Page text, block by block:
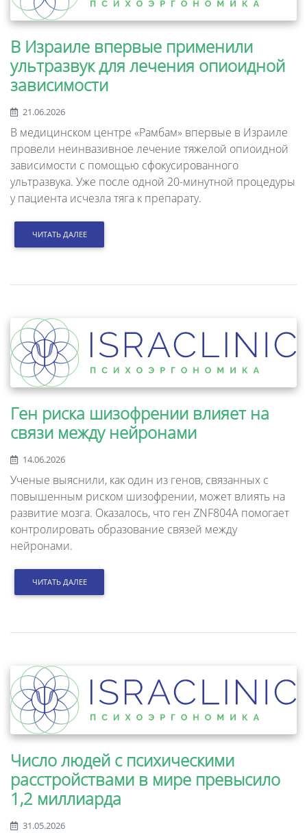
В Израиле впервые применили
ультразвук для лечения опиоидной
зависимости
21.06.2026
В медицинском центре «Рамбам» впервые в Израиле
провели неинвазивное лечение тяжелой опиоидной
зависимости с помощью сфокусированного
ультразвука. Уже после одной 20-минутной процедуры
у пациента исчезла тяга к препарату.
ЧИТАТЬ ДАЛЕЕ
Ген риска шизофрении влияет на
связи между нейронами
14.06.2026
Ученые выяснили, как один из генов, связанных с
повышенным риском шизофрении, может влиять на
развитие мозга. Оказалось, что ген ZNF804A помогает
контролировать образование связей между
нейронами.
ЧИТАТЬ ДАЛЕЕ
Число людей с психическими
расстройствами в мире превысило
1,2 миллиарда
31.05.2026